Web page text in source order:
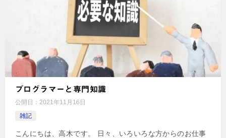
プログラマーと専門知識
公開日： 2021年11月16日
雑記
こんにちは、高木です。 日々、いろいろな方からのお仕事